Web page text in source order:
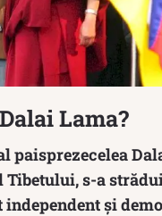
Lama?
paisprezecelea
s-a
independent și